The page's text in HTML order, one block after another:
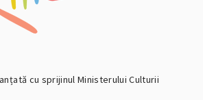
cu sprijinul Ministerului Culturii